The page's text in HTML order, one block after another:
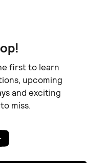
first to learn
upcoming
and exciting
miss.